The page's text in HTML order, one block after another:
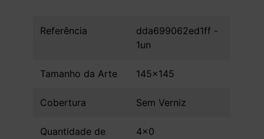
Referência
dda699062ed1ff -
1un
Tamanho da Arte 145x145
Cobertura Sem Verniz
Quantidade de
4x0